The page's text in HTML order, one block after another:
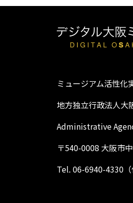
ミュージアム活性化
地方独立行政法人大
Administrative
〒540-0008 大阪市
Tel. 06-6940-4330